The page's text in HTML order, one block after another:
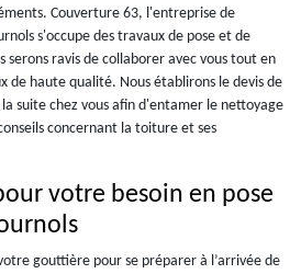
Couverture 63, l'entreprise de
s'occupe des travaux de pose et de
serons ravis de collaborer avec vous tout en
de haute qualité. Nous établirons le devis de
suite chez vous afin d'entamer le nettoyage
concernant la toiture et ses
votre besoin en pose
gouttière pour se préparer à l’arrivée de